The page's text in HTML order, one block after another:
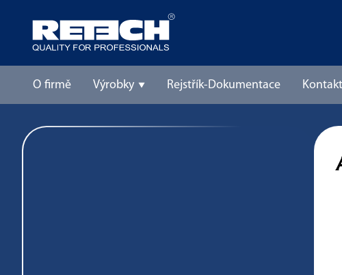
O firmě Výrobky Rejstřík-Dokumentace Kontakt